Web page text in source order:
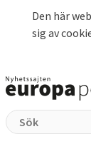
Den här
sig av